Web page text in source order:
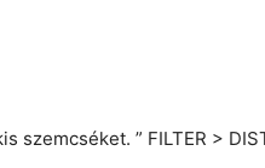
szemcséket. ” FILTER >